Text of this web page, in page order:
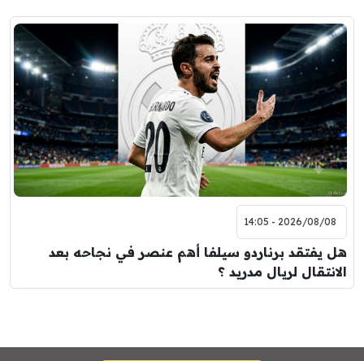
2026/08/08 - 14:05
هل يفتقد برناردو سيلفا أهم عنصر في نجاحه بعد
الانتقال لريال مدريد ؟